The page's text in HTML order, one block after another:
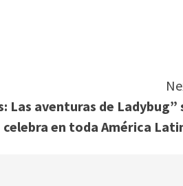
Las aventuras de Ladybug”
celebra en toda América